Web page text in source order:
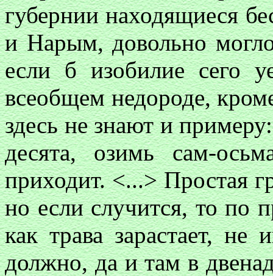
губернии находящиеся
и Нарым, довольно
если б изобилие сего
всеобщем недороде,
здесь не знают и
десята, озимь сам-
приходит. <...> Простая
но если случится, то по
как трава зарастает, не
должно, да и там в